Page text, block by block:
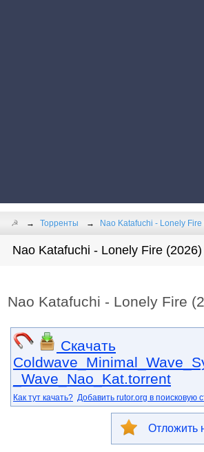
☭ Торренты Nao Katafuchi - Lonely
Nao Katafuchi - Lonely Fire (2026)
Nao Katafuchi - Lonely Fire
Скачать
_Wave_Nao_Kat.torrent
Как тут качать? Добавить rutor.org в поисковую
Отложить